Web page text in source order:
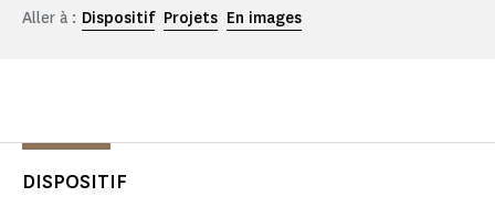
Aller à : Dispositif Projets En images
DISPOSITIF